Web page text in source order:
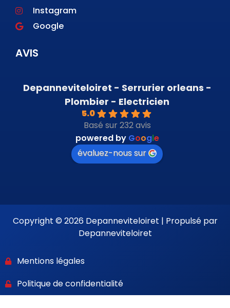
Instagram
Google
AVIS
Depanneviteloiret - Serrurier orleans -
Plombier - Electricien
5.0
Basé sur 232 avis
powered by Google
évaluez-nous sur
Copyright © 2026 Depanneviteloiret | Propulsé par
Depanneviteloiret
Mentions légales
Politique de confidentialité